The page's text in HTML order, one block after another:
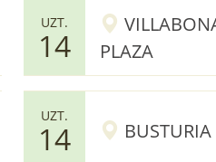
UZT.
14
PLAZA
UZT.
14